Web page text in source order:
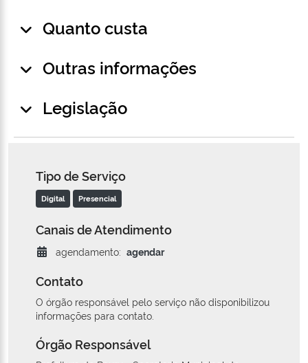
Quanto custa
Outras informações
Legislação
Tipo de Serviço
Digital Presencial
Canais de Atendimento
agendamento: agendar
Contato
O órgão responsável pelo serviço não disponibilizou
informações para contato.
Órgão Responsável